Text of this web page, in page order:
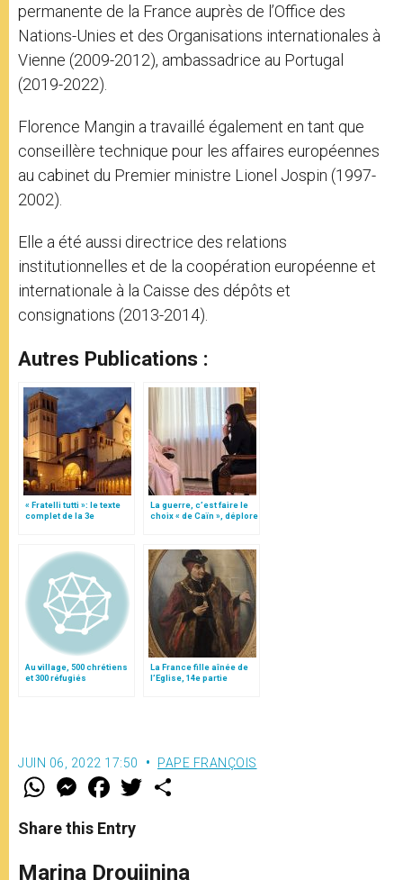
permanente de la France auprès de l’Office des
Nations-Unies et des Organisations internationales à
Vienne (2009-2012), ambassadrice au Portugal
(2019-2022).
Florence Mangin a travaillé également en tant que
conseillère technique pour les affaires européennes
au cabinet du Premier ministre Lionel Jospin (1997-
2002).
Elle a été aussi directrice des relations
institutionnelles et de la coopération européenne et
internationale à la Caisse des dépôts et
consignations (2013-2014).
Autres Publications :
« Fratelli tutti »: le texte
complet de la 3e
La guerre, c’est faire le
choix « de Caïn », déplore
Au village, 500 chrétiens
et 300 réfugiés
La France fille aînée de
l’Eglise, 14e partie
JUIN 06, 2022 17:50 PAPE FRANÇOIS
W
t
s
p
M
e
s
e
g
F
a
e
b
o
w
r
Share this Entry
Marina Droujinina